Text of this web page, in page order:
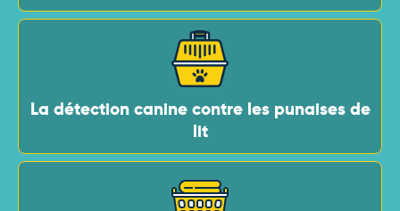
La détection canine contre les punaises de
lit